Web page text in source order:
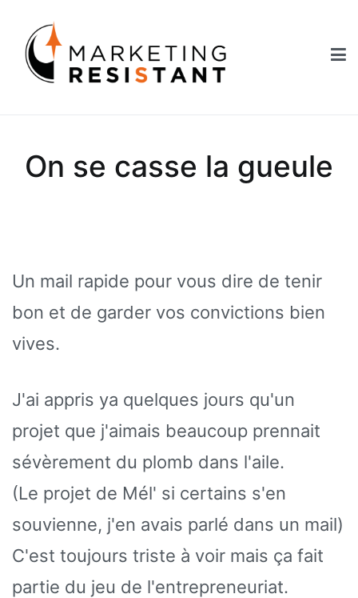
contenu
On se casse la gueule
Un mail rapide pour vous dire de tenir
bon et de garder vos convictions bien
vives.
J'ai appris ya quelques jours qu'un
projet que j'aimais beaucoup prennait
sévèrement du plomb dans l'aile.
(Le projet de Mél' si certains s'en
souvienne, j'en avais parlé dans un mail)
C'est toujours triste à voir mais ça fait
partie du jeu de l'entrepreneuriat.